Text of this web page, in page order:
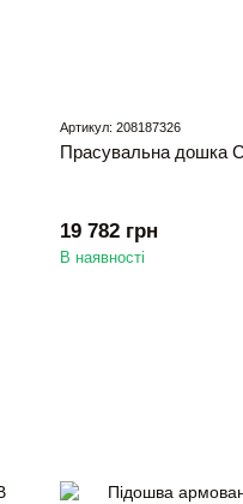
Артикул: 208187326
Прасувальна дошка
19 782 грн
В наявності